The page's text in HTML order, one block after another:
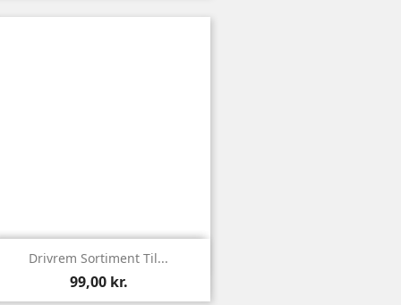
 Vis
Drivrem Sortiment Til...
99,00 kr.